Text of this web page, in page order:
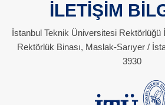
İLETİŞİM
İstanbul Teknik Üniversitesi
Rektörlük Binası, Maslak-Sarıyer /
3930